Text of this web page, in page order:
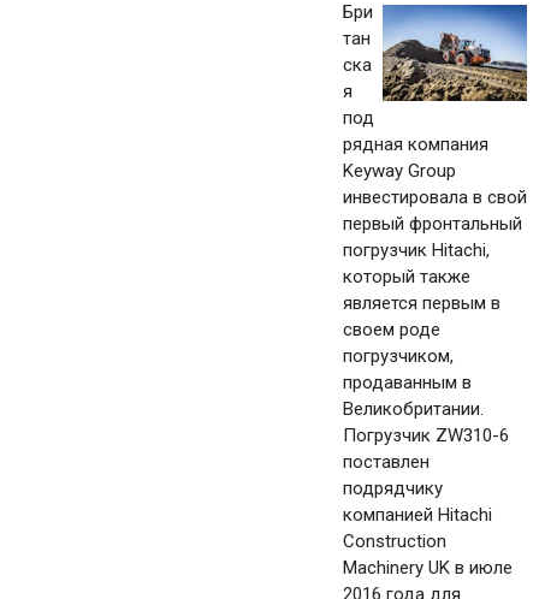
Бри
тан
ска
я
под
рядная компания
Keyway Group
инвестировала в свой
первый фронтальный
погрузчик Hitachi,
который также
является первым в
своем роде
погрузчиком,
продаванным в
Великобритании.
Погрузчик ZW310-6
поставлен
подрядчику
компанией Hitachi
Construction
Machinery UK в июле
2016 года для